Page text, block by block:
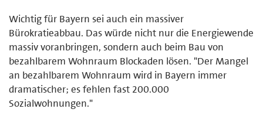
Wichtig für Bayern sei auch ein massiver
Bürokratieabbau. Das würde nicht nur die Energiewende
massiv voranbringen, sondern auch beim Bau von
bezahlbarem Wohnraum Blockaden lösen. "Der Mangel
an bezahlbarem Wohnraum wird in Bayern immer
dramatischer; es fehlen fast 200.000
Sozialwohnungen."